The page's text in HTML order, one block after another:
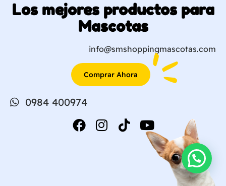
Los mejores productos para
Mascotas
info@smshoppingmascotas.com
Comprar Ahora
0984 400974